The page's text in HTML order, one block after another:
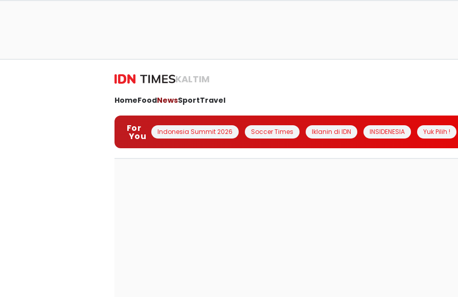
KALTIM
HomeFoodNewsSportTravel
For
You Indonesia Summit 2026 Soccer Times Iklanin di IDN INSIDENESIA Yuk Pilih !